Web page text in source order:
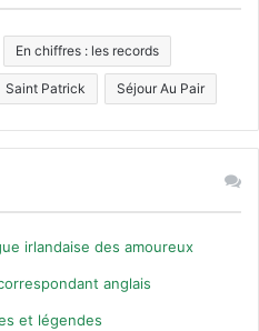
En chiffres : les records
Saint Patrick Séjour Au Pair
irlandaise des amoureux
anglais
et légendes